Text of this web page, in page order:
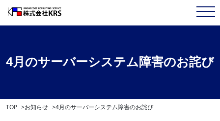
4月のサーバーシステム障害のお詫び
TOP お知らせ 4月のサーバーシステム障害のお詫び